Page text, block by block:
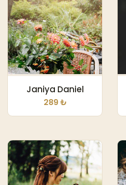
Janiya Daniel
289 ₺